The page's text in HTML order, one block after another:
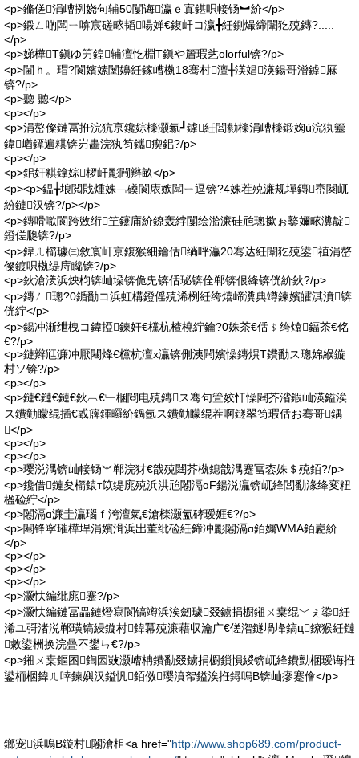
<p>鏅傞涓嶆挒娆句辅50闅诲瀛ｅ寘鍖呮帹钖︼紒</p>
<p>鍛ㄥ啲闆ㄧ啽宸磋畩韬啺婵€鍑屽コ瀛╋紝鍘熶締闈犵殑鏄?.....
</p>
<p>娣樺T鎭ゆ竻鍠辅澶忔棩T鎭や篃瑕乧olorful锛?/p>
<p>閫ｈ。瑁?閬嬪嫊闉嬶紝鎵嶆槸18骞村澶╂渶娼渶鍚哥潧鎼厤
锛?/p>
<p>聽 聽</p>
<p></p>
<p>涓嶅儏鏈冨拰浣犺亰鑱婃檪灏氱┛鎼紝閭勬檪涓嶆檪鍛婅ù浣犱簺
鍏崷鐔遍粸锛岃畵浣犱笉鑴瘈鈻?/p>
<p></p>
<p>鈻奸粸鎿婃椤屽彲闁辫畝</p>
<p><p>鎾╁埌閲戝煄姝﹁磸閬庡嫉闆ㄧ逗锛?4姝茬殑濂规墠鏄崈闋屼
紛鏈汉锛?/p></p>
<p>鏄嗗噷閬跨敓绗笁鑳庯紒鐐轰綍闅绘湁濂硅兘璁撳ぉ鐜嬭畩瀵靛
鐙傞瓟锛?/p>
<p>鍏ㄦ櫤璩㈢敘寰屽京鍑猴細鑰佸绱呯灜20骞达紝闈犵殑鍙禃涓嶅
儏鍍呮槸缇庤矊锛?/p>
<p>鈥滄湵浜炴枃锛屾垜锛佹兂锛佸珌锛佺郸锛佷綘锛侊紒鈥?/p>
<p>鏄ㄥ璁?0鍎勫コ浜虹構鐙傜殑浠栵紝绔熺崹瀵典竴鍊嬪皬淇濆锛
侊紵</p>
<p>鍚冲渐绁栧コ鍏掗鍊奸€欓杭楂橈紵鑰?0姝茶€佸﹩绔熻鍢茶€佲
€?/p>
<p>鏈辫尩濂冲厭闀烽€欓杭澶х灜锛侀洟闁嬪懆鏄熼Τ鐨勫ス璁婂緱鏇
村ソ锛?/p>
<p></p>
<p>鏈€鏈€鏈€鈥︹€﹂棞閸电殑鏄ス骞句箮姣忓懆閮芥渻鍜屾渶鎰涘
ス鐨勭矇绲插€戜簰鍕曪紒鍋氬ス鐨勭矇绲茬啊鐩翠笉瑕佸お骞哥鍝
</p>
<p></p>
<p></p>
<p>璎涚湡锛屾帹钖︾郸浣犲€戠殑閮芥槸鎴戠湡蹇冨枩姝＄殑銆?/p>
<p>鑱借鏈夋櫤鎱т笖缇庣殑浜洪兘闂滆ɑF鍚涚灜锛屼綘閭勫湪绛変粈
楹硷紵</p>
<p>闂滆ɑ濂圭灜瑙ｆ洿澶氣€滄檪灏氳硣瑷娾€?/p>
<p>闀锋寜璀樺垾涓嬪湒浜岀董纰硷紝鍗冲彲闂滆ɑ銆孎WMA銆嶏紒
</p>
<p></p>
<p></p>
<p></p>
<p>灏忕編纰庣蹇?/p>
<p>灏忕編鏈冨畾鏈熸寫閬镐竴浜涘劒璩叕鐪捐櫉鎺ㄨ枽绲﹀ぇ鍌紝
浠ユ彁渚涚郸璜镐綅鏇村鍏冪殑濂藉収瀹广€傞潪鐩堝埄鎬ц鐐猴紝鏈
敹鍙栦换浣曡不鐢ㄣ€?/p>
<p>鎺ㄨ枽鏂囨鍧囩敱灏嶆柟鐨勫叕鐪捐櫉鎻愪緵锛屼綘鐨勯棞瑷诲拰
鍙栭棞鍏ㄦ啈鍊嬩汉鎰忛銆傚璎濆帤鎰涘拰鐞嗚В锛屾瘮蹇儈</p>
鎯宠浜嗚В鏇村闂滄柤<a href="http://www.shop689.com/product-